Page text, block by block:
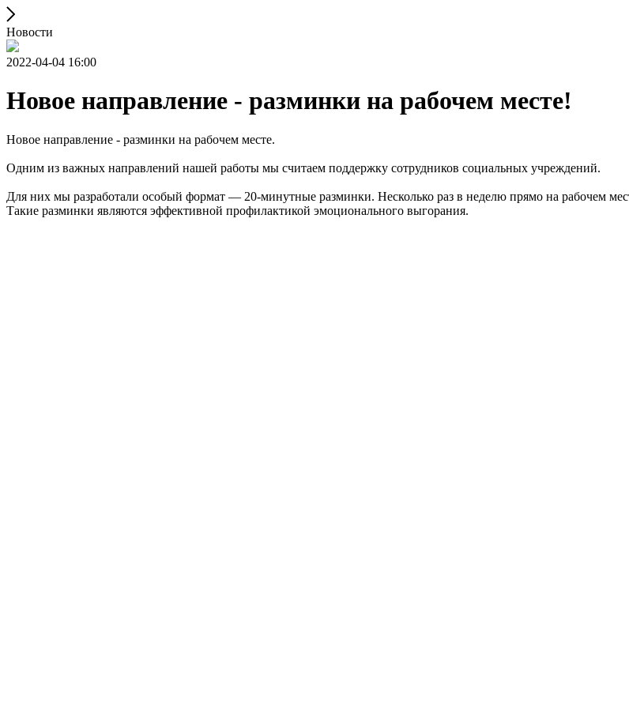
Новости
2022-04-04 16:00
Новое направление - разминки на рабочем месте!
Новое направление - разминки на рабочем месте.
Одним из важных направлений нашей работы мы считаем поддержку сотрудников социальных учреждений.
Для них мы разработали особый формат — 20-минутные разминки. Несколько раз в неделю прямо на рабочем
Такие разминки являются эффективной профилактикой эмоционального выгорания.